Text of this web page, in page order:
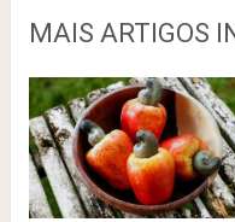
MAIS ARTIGOS